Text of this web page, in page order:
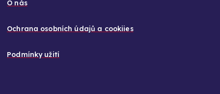
O nás
Ochrana osobních údajů a cookiies
Podmínky užití